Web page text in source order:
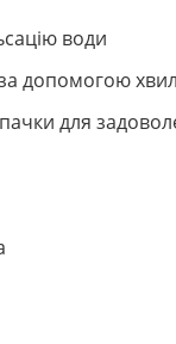
води
допомогою
для